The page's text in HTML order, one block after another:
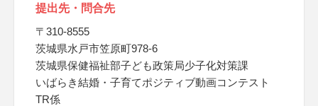
提出先・問合先
〒310-8555
茨城県水戸市笠原町978-6
茨城県保健福祉部子ども政策局少子化対策課
いばらき結婚・子育てポジティブ動画コンテスト
TR係